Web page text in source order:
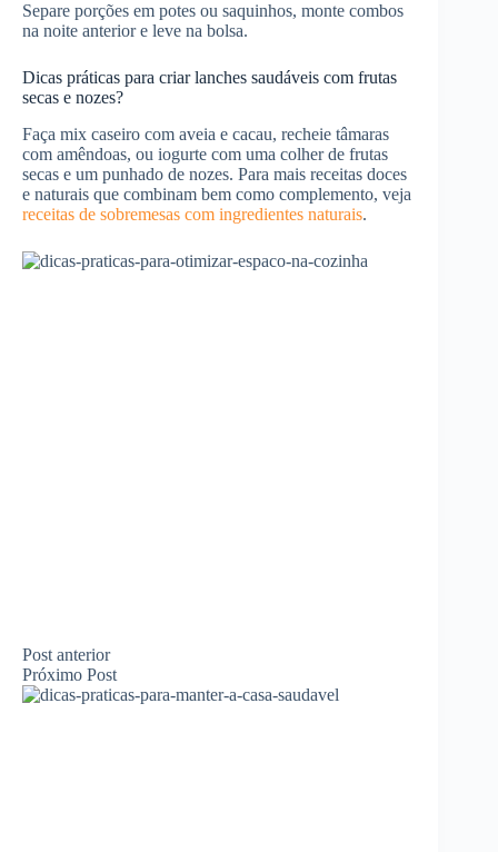
Separe porções em potes ou saquinhos, monte combos
na noite anterior e leve na bolsa.
Dicas práticas para criar lanches saudáveis com frutas
secas e nozes?
Faça mix caseiro com aveia e cacau, recheie tâmaras
com amêndoas, ou iogurte com uma colher de frutas
secas e um punhado de nozes. Para mais receitas doces
e naturais que combinam bem como complemento, veja
receitas de sobremesas com ingredientes naturais.
Postanterior
Próximo Post